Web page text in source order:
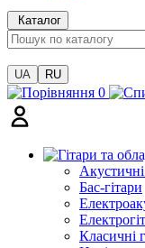
Каталог
UA RU
0
Акустичні
Бас-гітари
Класичні